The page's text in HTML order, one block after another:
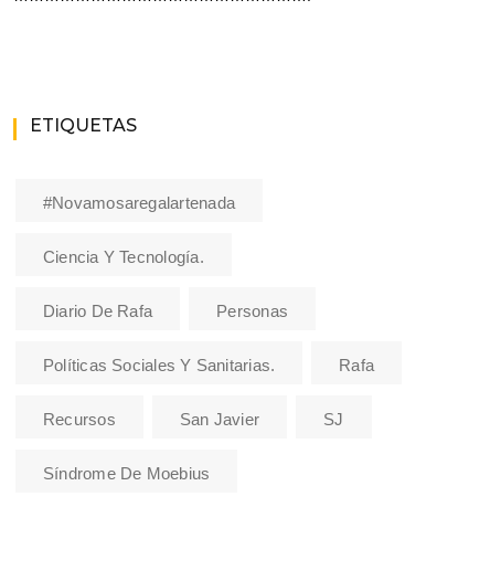
ETIQUETAS
#novamosaregalartenada
Ciencia Y Tecnología.
Diario De Rafa Personas
Políticas Sociales Y Sanitarias. Rafa
Recursos San Javier SJ
Síndrome De Moebius